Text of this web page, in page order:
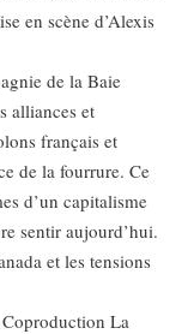
en scène d’Alexis
de la Baie
alliances et
français et
de la fourrure. Ce
d’un capitalisme
sentir aujourd’hui.
et les tensions
La